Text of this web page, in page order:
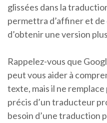
glissées dans la
permettra d’affiner et
d’obtenir une version
Rappelez-vous que
peut vous aider à
texte, mais il ne
précis d’un traducteur
besoin d’une traduction